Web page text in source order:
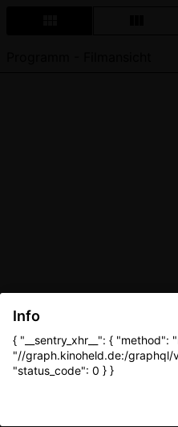
Info
{ "__sentry_xhr__": { "method":
"//graph.kinoheld.de:/graphql/
"status_code": 0 } }